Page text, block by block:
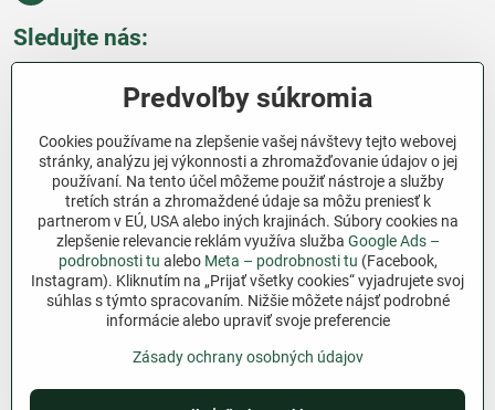
Sledujte nás:
Všetko o nákupe
Ďakujeme za podporu
Sme slovenský e-shop bez dotácií​. Fungujeme len
vďaka vám – ľuďom, ktorí veria v poctivú prácu a
lásku k pôde​. Každý nákup na Jutro​.sk nám pomáha
pokračovať v tom, čo má zmysel – pomáhať
záhradkárom zadarmo a srdcom​.
©2026Copyright
Predvoľby súkromia
Cookies používame na zlepšenie vašej návštevy tejto webovej
stránky, analýzu jej výkonnosti a zhromažďovanie údajov o jej
používaní. Na tento účel môžeme použiť nástroje a služby
tretích strán a zhromaždené údaje sa môžu preniesť k
partnerom v EÚ, USA alebo iných krajinách. Súbory cookies na
zlepšenie relevancie reklám využíva služba Google Ads –
podrobnosti tu alebo Meta – podrobnosti tu (Facebook,
Instagram). Kliknutím na „Prijať všetky cookies“ vyjadrujete svoj
súhlas s týmto spracovaním. Nižšie môžete nájsť podrobné
informácie alebo upraviť svoje preferencie
Zásady ochrany osobných údajov